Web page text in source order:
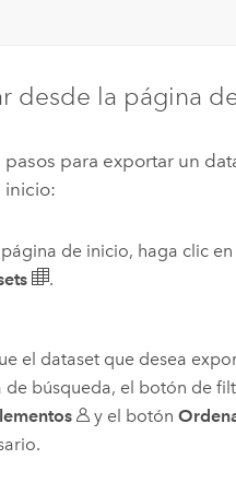
desde la página
pasos para exportar un
inicio:
página de inicio, haga clic
.
el dataset que desea
de búsqueda, el botón de
y el botón